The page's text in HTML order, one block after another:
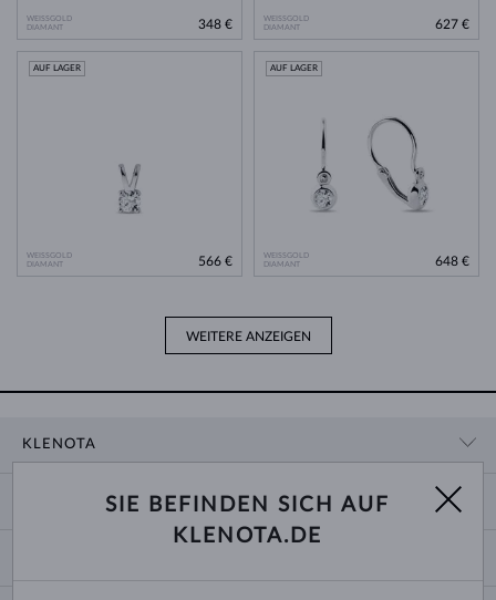
WEISSGOLD
DIAMANT
348 €
WEISSGOLD
DIAMANT
627 €
WEISSGOLD
DIAMANT
AUF LAGER
566 €
WEISSGOLD
DIAMANT
AUF LAGER
648 €
WEITERE ANZEIGEN
KLENOTA
ZAHLUNG UND VERSAND
SIE BEFINDEN SICH AUF
KLENOTA.DE